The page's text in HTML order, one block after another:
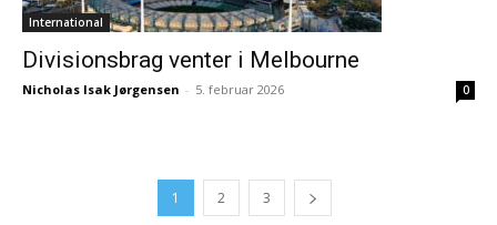
International
Divisionsbrag venter i Melbourne
Nicholas Isak Jørgensen - 5. februar 2026 0
1 2 3